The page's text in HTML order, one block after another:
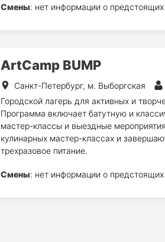
Смены: нет информации о
ArtCamp BUMP
Санкт-Петербург, м. Выборгская
Городской лагерь для активных и
Программа включает батутную и
мастер-классы и выездные
кулинарных мастер-классах и
трехразовое питание.
Смены: нет информации о